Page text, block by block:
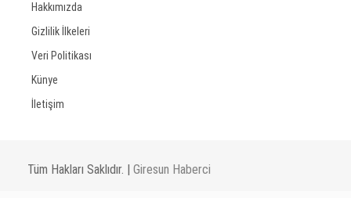
Hakkımızda
Gizlilik İlkeleri
Veri Politikası
Künye
İletişim
Tüm Hakları Saklıdır. | Giresun Haberci